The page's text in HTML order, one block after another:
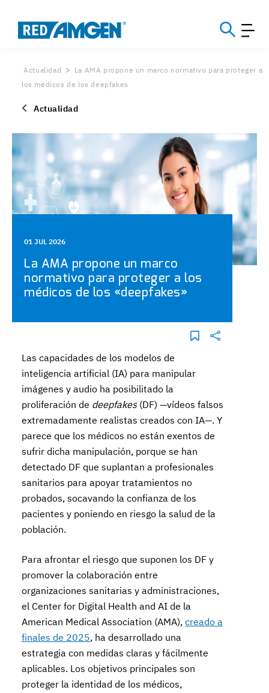
Actualidad
La AMA propone un marco normativo para proteger a
los medicos de los deepfakes
Actualidad
01 JUL 2026
La AMA propone un marco
normativo para proteger a los
médicos de los «deepfakes»
Las capacidades de los modelos de
inteligencia artificial (IA) para manipular
imágenes y audio ha posibilitado la
proliferación de deepfakes(DF) —vídeos falsos
extremadamente realistas creados con IA—. Y
parece que los médicos no están exentos de
sufrir dicha manipulación, porque se han
detectado DF que suplantan a profesionales
sanitarios para apoyar tratamientos no
probados, socavando la confianza de los
pacientes y poniendo en riesgo la salud de la
población.
Para afrontar el riesgo que suponen los DF y
promover la colaboración entre
organizaciones sanitarias y administraciones,
el Center for Digital Health and AI de la
American Medical Association (AMA),creado a
finales de 2025, ha desarrollado una
estrategia con medidas claras y fácilmente
aplicables. Los objetivos principales son
proteger la identidad de los médicos,